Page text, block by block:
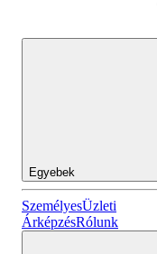
Egyebek
SzemélyesÜzleti
ÁrképzésRólunk